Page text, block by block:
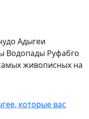
Адыгеи
Водопады Руфабго
живописных на